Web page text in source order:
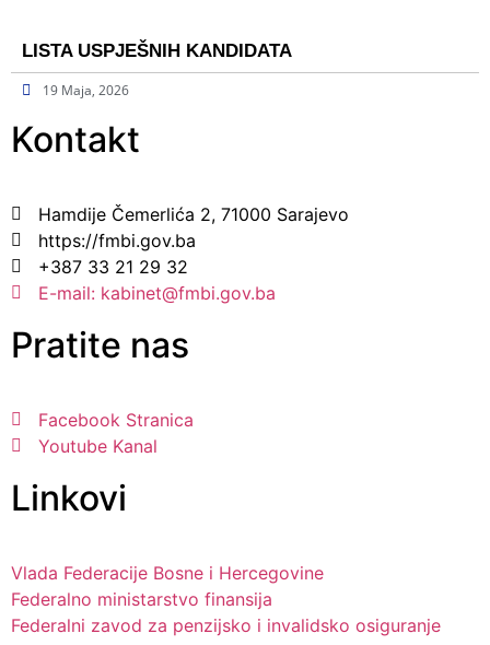
LISTA USPJEŠNIH KANDIDATA
19 Maja, 2026
Kontakt
Hamdije Čemerlića 2, 71000 Sarajevo
https://fmbi.gov.ba
+387 33 21 29 32
E-mail: kabinet@fmbi.gov.ba
Pratite nas
Facebook Stranica
Youtube Kanal
Linkovi
Vlada Federacije Bosne i Hercegovine
Federalno ministarstvo finansija
Federalni zavod za penzijsko i invalidsko osiguranje